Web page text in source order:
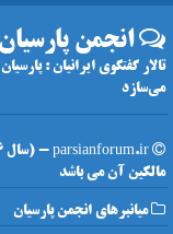
انجمن پارسیان
تالار گفتگوی ایرانیان :
می‌سازد
مالکین آن می باشد
میانبرهای انجمن پارسیان